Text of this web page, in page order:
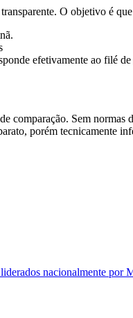
O objetivo é
efetivamente ao filé
comparação. Sem
porém tecnicamente
nacionalmente por